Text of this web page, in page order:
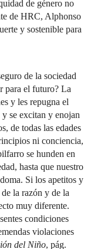
de género no
de HRC, Alphonso
y sostenible para
de la sociedad
para el futuro? La
y les repugna el
se excitan y enojan
de todas las edades
ni conciencia,
se hunden en
hasta que nuestro
Si los apetitos y
la razón y de la
muy diferente.
condiciones
violaciones
del Niño, pág.